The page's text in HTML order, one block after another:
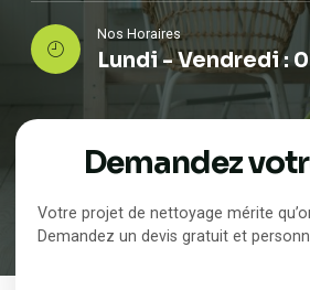
Demandez
Votre projet de nettoyage mérite
Demandez un devis gratuit et
Nos Horaires
Lundi - Vendredi :